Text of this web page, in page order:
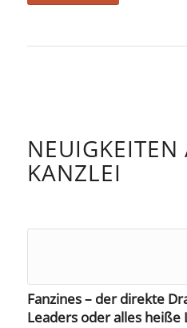
NEUIGKEITEN
KANZLEI
Fanzines – der direkte
Leaders oder alles heiße